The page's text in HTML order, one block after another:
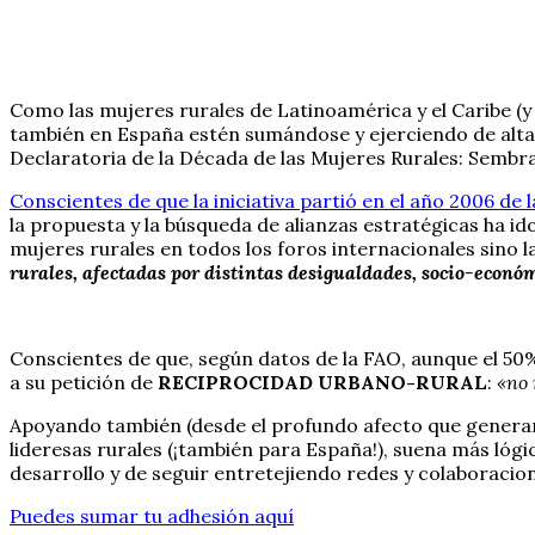
Como las mujeres rurales de Latinoamérica y el Caribe
también en España estén sumándose y ejerciendo de
Declaratoria de la Década de las Mujeres Rurales:
Conscientes de que la iniciativa partió en el año 2006
la propuesta y la búsqueda de alianzas estratégicas ha
mujeres rurales en todos los foros internacionales sino
rurales, afectadas por distintas desigualdades, socio-
Conscientes de que, según datos de la FAO, aunque el
a su petición de RECIPROCIDAD URBANO-RURAL: «no
Apoyando también (desde el profundo afecto que
lideresas rurales (¡también para España!), suena más
desarrollo y de seguir entretejiendo redes y
Puedes sumar tu adhesión aquí